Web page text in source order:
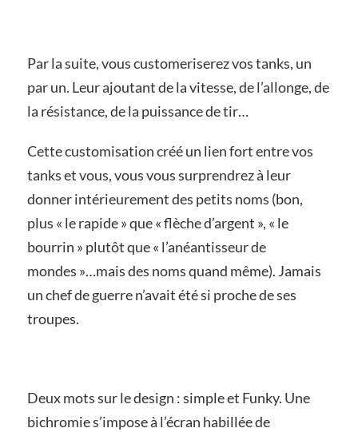
Par la suite, vous customeriserez vos tanks, un
par un. Leur ajoutant de la vitesse, de l’allonge, de
la résistance, de la puissance de tir…
Cette customisation créé un lien fort entre vos
tanks et vous, vous vous surprendrez à leur
donner intérieurement des petits noms (bon,
plus « le rapide » que « flèche d’argent », « le
bourrin » plutôt que « l’anéantisseur de
mondes »…mais des noms quand même). Jamais
un chef de guerre n’avait été si proche de ses
troupes.
Deux mots sur le design : simple et Funky. Une
bichromie s’impose à l’écran habillée de